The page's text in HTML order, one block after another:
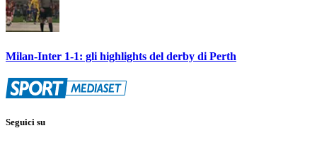
Milan-Inter 1-1: gli highlights del derby di Perth
Seguici su